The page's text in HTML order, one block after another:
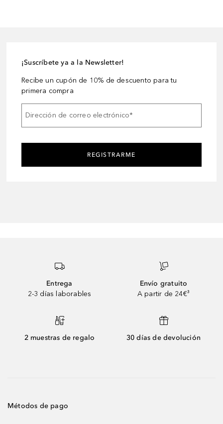
¡Suscríbete ya a la Newsletter!
Recibe un cupón de 10% de descuento para tu
primera compra
Dirección de correo electrónico*
REGISTRARME
Entrega
2-3 días laborables
Envío gratuito
A partir de 24€³
2 muestras de regalo 30 días de devolución
Métodos de pago